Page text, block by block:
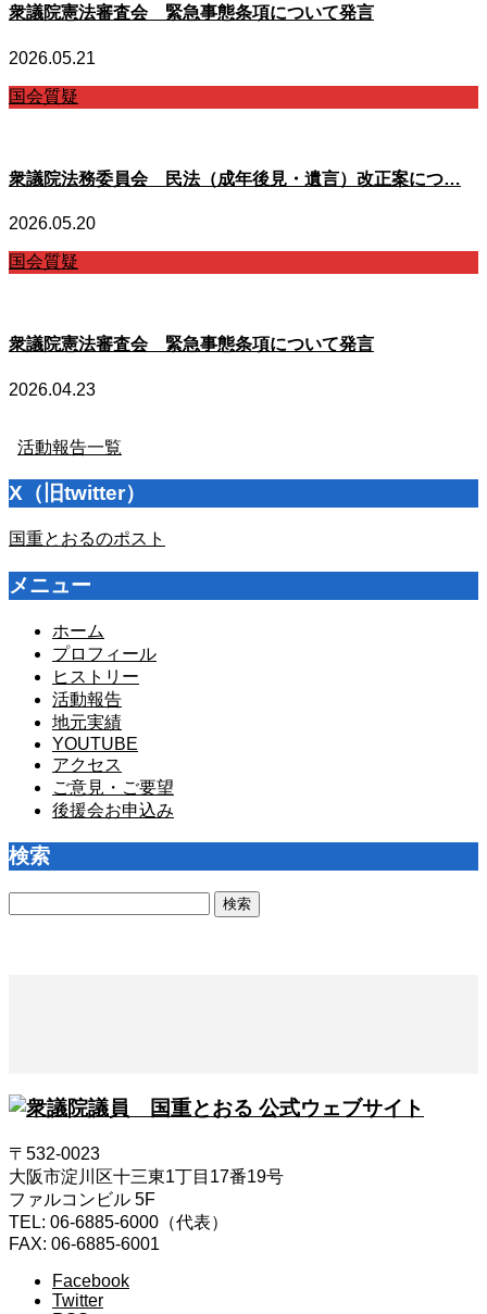
衆議院憲法審査会 緊急事態条項について発言
2026.05.21
国会質疑
衆議院法務委員会 民法（成年後見・遺言）改正案につ…
2026.05.20
国会質疑
衆議院憲法審査会 緊急事態条項について発言
2026.04.23
活動報告一覧
X（旧twitter）
国重とおるのポスト
メニュー
ホーム
プロフィール
ヒストリー
活動報告
地元実績
YOUTUBE
アクセス
ご意見・ご要望
後援会お申込み
検索
〒532-0023
大阪市淀川区十三東1丁目17番19号
ファルコンビル 5F
TEL: 06-6885-6000（代表）
FAX: 06-6885-6001
Facebook
Twitter